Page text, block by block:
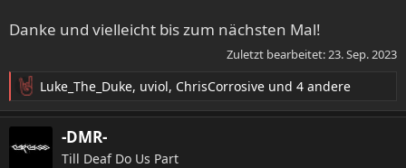
Danke und vielleicht bis zum nächsten Mal!
Zuletzt bearbeitet:23. Sep. 2023
R
e
a
k
Luke_The_Duke, uviol, ChrisCorrosive und 4 andere
-DMR-
Till Deaf Do Us Part